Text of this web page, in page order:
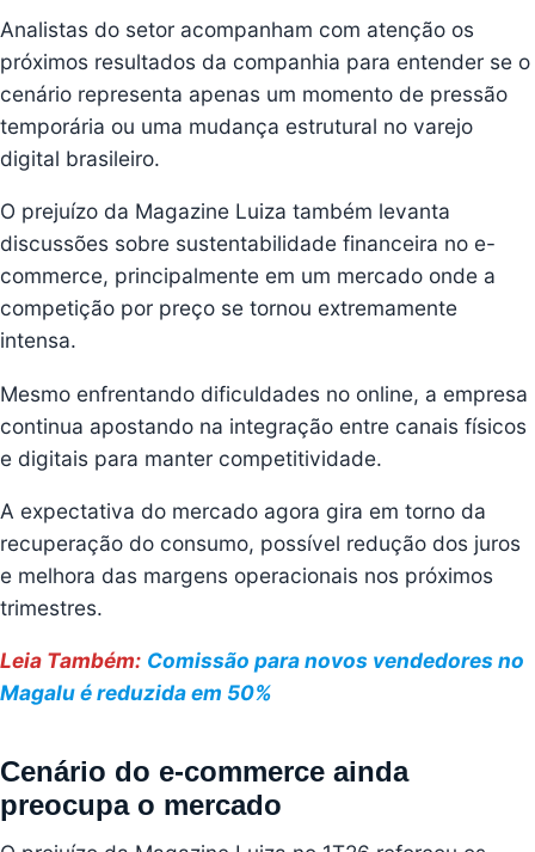
Analistas do setor acompanham com atenção os
próximos resultados da companhia para entender se o
cenário representa apenas um momento de pressão
temporária ou uma mudança estrutural no varejo
digital brasileiro.
O prejuízo da Magazine Luiza também levanta
discussões sobre sustentabilidade financeira no e-
commerce, principalmente em um mercado onde a
competição por preço se tornou extremamente
intensa.
Mesmo enfrentando dificuldades no online, a empresa
continua apostando na integração entre canais físicos
e digitais para manter competitividade.
A expectativa do mercado agora gira em torno da
recuperação do consumo, possível redução dos juros
e melhora das margens operacionais nos próximos
trimestres.
Leia Também: Comissão para novos vendedores no
Magalu é reduzida em 50%
Cenário do e-commerce ainda
preocupa o mercado